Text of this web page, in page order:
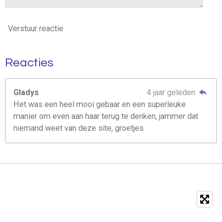
Verstuur reactie
Reacties
Gladys
4 jaar geleden
Het was een heel mooi gebaar en een superleuke
manier om even aan haar terug te denken, jammer dat
niemand weet van deze site, groetjes